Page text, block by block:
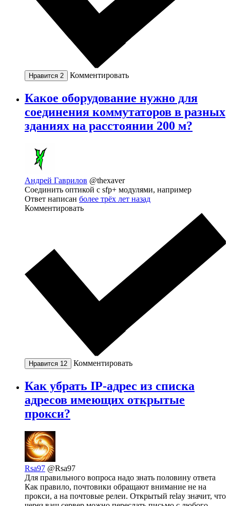
Нравится 2 Комментировать
Какое оборудование нужно для
соединения коммутаторов в разных
зданиях на расстоянии 200 м?
Андрей Гаврилов @thexaver
Соединить оптикой с sfp+ модулями, например
Ответ написан более трёх лет назад
Комментировать
Нравится 12 Комментировать
Как убрать IP-адрес из списка
адресов имеющих открытые
прокси?
Rsa97 @Rsa97
Для правильного вопроса надо знать половину ответа
Как правило, почтовики обращают внимание не на
прокси, а на почтовые релеи. Открытый relay значит, что